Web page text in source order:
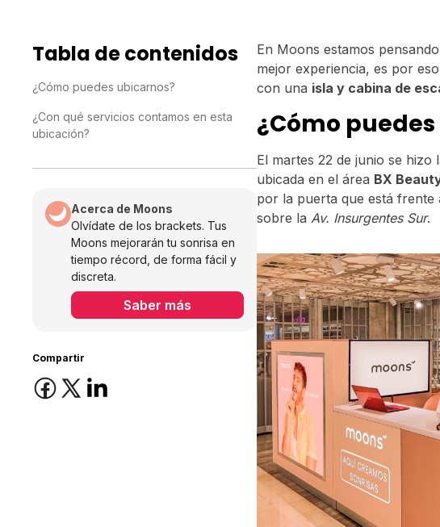
Tabla de contenidos
¿Cómo puedes ubicarnos?
¿Con qué servicios contamos en esta
ubicación?
Acerca de Moons
Olvídate de los brackets. Tus
Moons mejorarán tu sonrisa en
tiempo récord, de forma fácil y
discreta.
Saber más
Compartir
En Moons estamos
mejor experiencia, es por
con una isla y cabina de
¿Cómo
El martes 22 de junio se
ubicada en el área BX
por la puerta que está frente
sobre laAv. Insurgentes Sur.